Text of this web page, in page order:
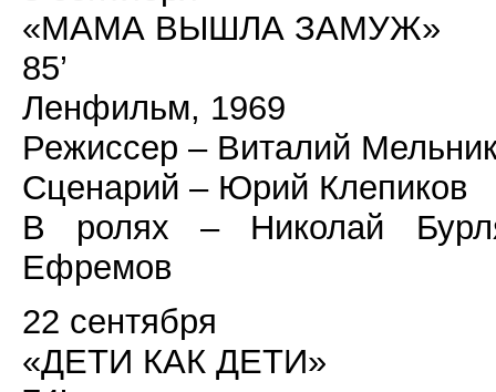
«МАМА ВЫШЛА ЗАМУЖ»
85’
Ленфильм, 1969
Режиссер – Виталий
Сценарий – Юрий Клепиков
В ролях – Николай
Ефремов
22 сентября
«ДЕТИ КАК ДЕТИ»